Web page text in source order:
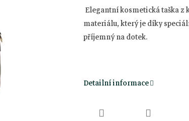
Elegantní kosmetická taška z
materiálu, který je díky
příjemný na dotek.
Detailní informace